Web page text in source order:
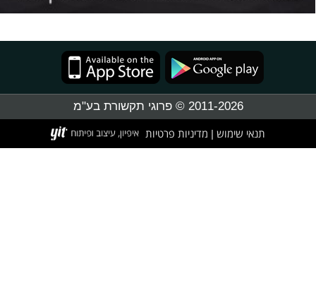
2011-2026 © פרוגי תקשורת בע"מ
תנאי שימוש מדיניות פרטיות